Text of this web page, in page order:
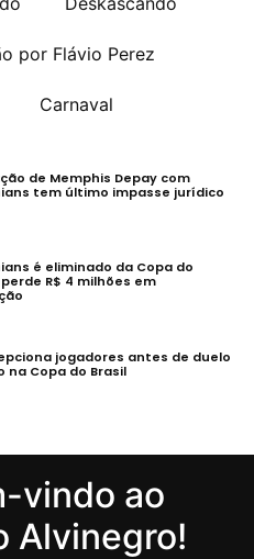
por Flávio Perez
Carnaval
de Memphis Depay com
tem último impasse jurídico
é eliminado da Copa do
R$ 4 milhões em
jogadores antes de duelo
na Copa do Brasil
vindo ao
Alvinegro!